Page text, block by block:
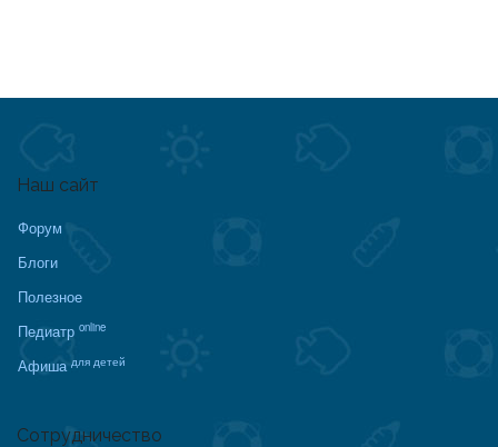
Наш сайт
Форум
Блоги
Полезное
Педиатр online
Афиша для детей
Сотрудничество